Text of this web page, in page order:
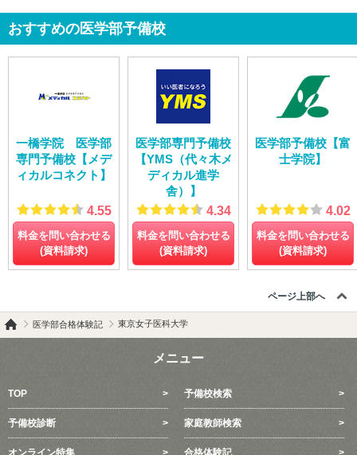
おすすめの医学部予備校
一橋学院 医学部
専門予備校【メデ
ィカルコネクト】
4.55
料金を問い合わせる
(資料請求)
医学部専門予備校
【YMS（代々木メ
ディカル進学
舎）】
4.34
料金を問い合わせる
(資料請求)
医学部予備校【富
士学院】
4.02
料金を問い合わせる
(資料請求)
ページ上部へ
医学部合格体験記 東京女子医科大学
メニュー
TOP 予備校検索
予備校診断 家庭教師検索
オンライン特集 合格体験記